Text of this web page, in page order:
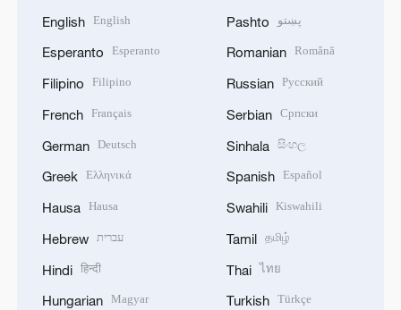
English English
Esperanto Esperanto
Filipino Filipino
French Français
German Deutsch
Greek Ελληνικά
Hausa Hausa
Hebrew עברית
Hindi हिन्दी
Hungarian Magyar
Pashto پښتو
Romanian Română
Russian Русский
Serbian Српски
Sinhala සිංහල
Spanish Español
Swahili Kiswahili
Tamil தமிழ்
Thai ไทย
Turkish Türkçe